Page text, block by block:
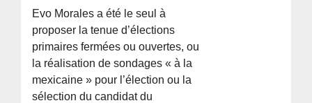
Evo Morales a été le seul à
proposer la tenue d’élections
primaires fermées ou ouvertes, ou
la réalisation de sondages « à la
mexicaine » pour l’élection ou la
sélection du candidat du